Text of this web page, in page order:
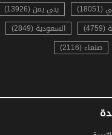
يني يمن (13926)
السعودية (2849)
صنعاء (2116)